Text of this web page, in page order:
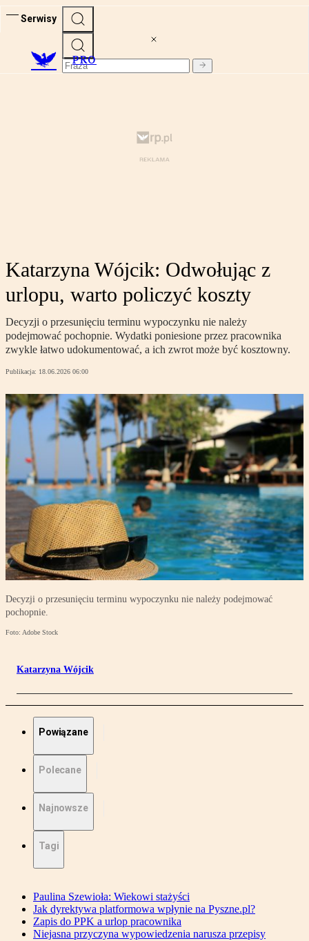
Serwisy
PRO
Katarzyna Wójcik: Odwołując z
urlopu, warto policzyć koszty
Decyzji o przesunięciu terminu wypoczynku nie należy
podejmować pochopnie. Wydatki poniesione przez pracownika
zwykle łatwo udokumentować, a ich zwrot może być kosztowny.
Publikacja: 18.06.2026 06:00
Decyzji o przesunięciu terminu wypoczynku nie należy podejmować
pochopnie.
Foto: Adobe Stock
Katarzyna Wójcik
Powiązane
Polecane
Najnowsze
Tagi
Paulina Szewioła: Wiekowi stażyści
Jak dyrektywa platformowa wpłynie na Pyszne.pl?
Zapis do PPK a urlop pracownika
Niejasna przyczyna wypowiedzenia narusza przepisy